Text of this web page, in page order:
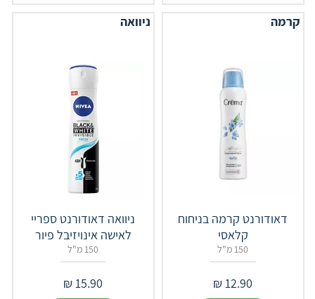
קרמה
דאודורנט קרמה בניחוח
קלאסי
150 מ"ל
12.90
₪
ניוואה
ניוואה דאודורנט ספריי
לאישה אינויזיבל פיור
150 מ"ל
15.90
₪